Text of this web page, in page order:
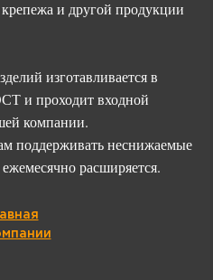
и другой продукции
изготавливается в
и проходит входной
компании.
поддерживать неснижаемые
расширяется.